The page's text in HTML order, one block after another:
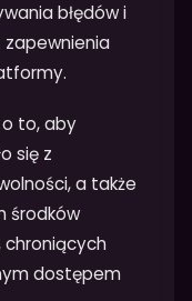
błędów i
to, aby
się z
a także
środków
chroniących
dostępem